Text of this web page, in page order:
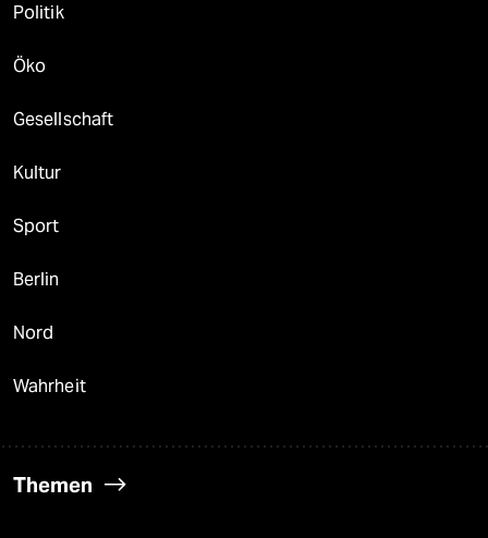
Politik
Öko
Gesellschaft
Kultur
Sport
Berlin
Nord
Wahrheit
Themen